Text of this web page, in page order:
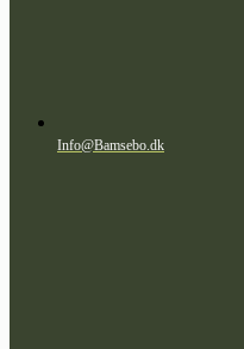
Info@Bamsebo.dk